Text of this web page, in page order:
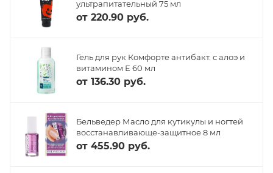
ультрапитательный 75 мл
от 220.90 руб.
Гель для рук Комфорте антибакт. с алоэ и
витамином Е 60 мл
от 136.30 руб.
Бельведер Масло для кутикулы и ногтей
восстанавливающе-защитное 8 мл
от 455.90 руб.